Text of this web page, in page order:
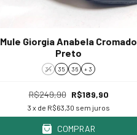
Mule Giorgia Anabela Cromado
Preto
34 35 36 + 3
R$249,90 R$189,90
3 x de R$63,30 sem juros
COMPRAR